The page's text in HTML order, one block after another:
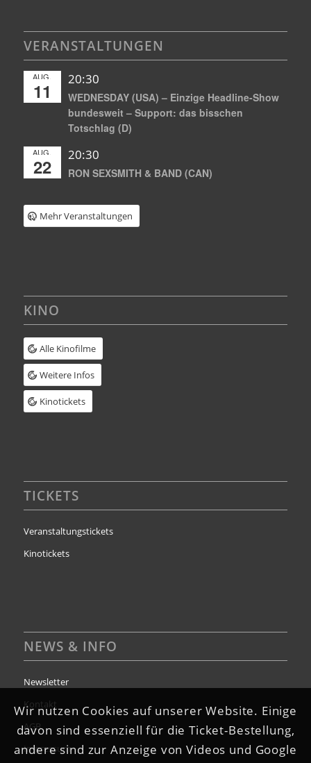
VERANSTALTUNGEN
AUG.
11
20:30
WEDNESDAY (USA) – Einzige Headline-Show
bundesweit – Support: das bisschen
Totschlag (D)
AUG.
22
20:30
RON SEXSMITH & BAND (CAN)
Mehr Veranstaltungen
KINO
Alle Kinofilme
Weitere Infos
Kinotickets
TICKETS
Veranstaltungstickets
Kinotickets
NEWS & INFO
Newsletter
Kontakt
AGB
Impressum
Wir nutzen Cookies auf unserer Website. Einige
davon sind essenziell für die Ticket-Bestellung,
andere sind zur Anzeige von Videos und Google